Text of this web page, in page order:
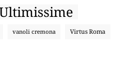
vanoli cremona Virtus Roma